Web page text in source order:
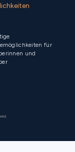
für
und